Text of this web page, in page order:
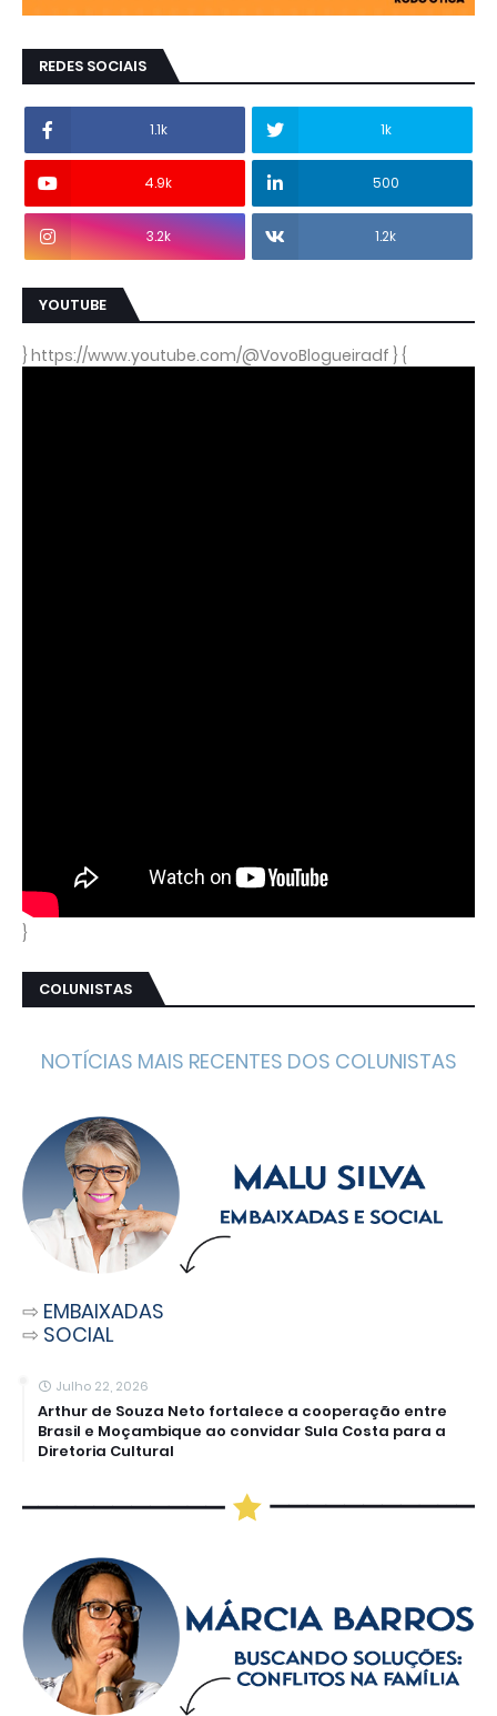
REDES SOCIAIS
1.1k 1k
4.9k 500
3.2k 1.2k
YOUTUBE
} https://www.youtube.com/@VovoBlogueiradf } {
}
COLUNISTAS
NOTÍCIAS MAIS RECENTES DOS COLUNISTAS
⇨ EMBAIXADAS
⇨ SOCIAL
Julho 22, 2026
Arthur de Souza Neto fortalece a cooperação entre
Brasil e Moçambique ao convidar Sula Costa para a
Diretoria Cultural